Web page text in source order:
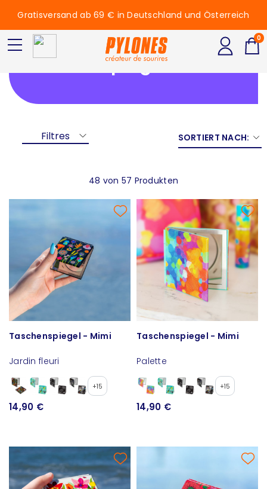
Spiegel
Filtres SORTIERT NACH:
48 von 57 Produkten
Taschenspiegel - Mimi
Jardin fleuri
+15
14,90 €
Taschenspiegel - Mimi
Palette
+15
14,90 €
Gratisversand ab 69 € in Deutschland und Österreich
0